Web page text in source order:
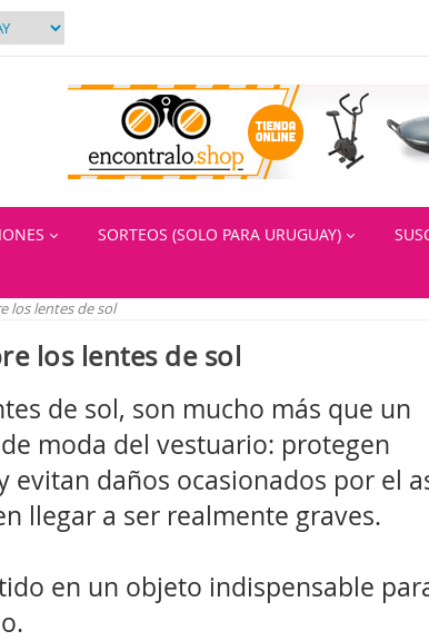
SORTEOS (SOLO PARA URUGUAY)
los lentes de sol
los lentes de sol
de sol, son mucho más que un
moda del vestuario: protegen
evitan daños ocasionados por el
llegar a ser realmente graves.
en un objeto indispensable